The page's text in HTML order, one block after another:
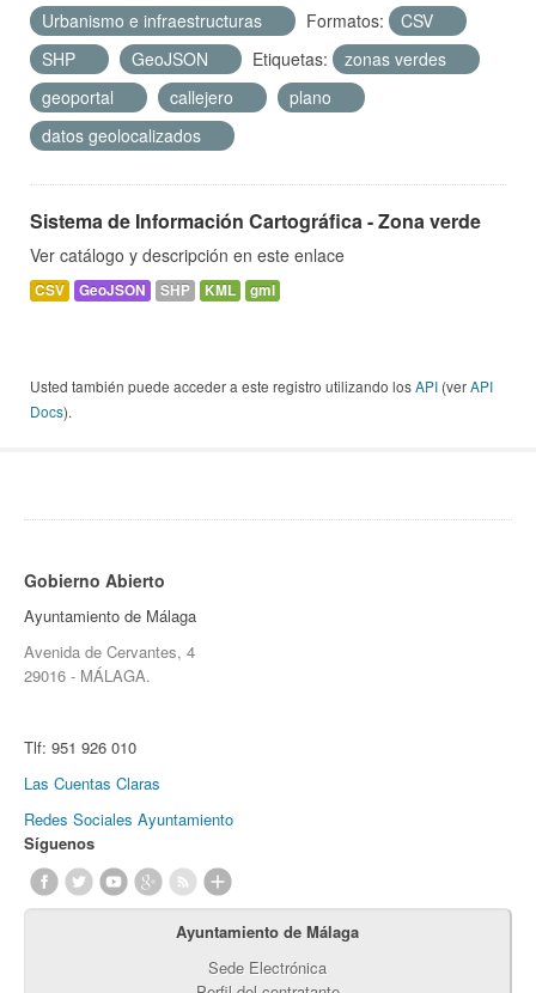
Urbanismo e infraestructuras
Formatos:
CSV
SHP
GeoJSON Etiquetas:
zonas verdes
geoportal
callejero
plano
datos geolocalizados
Sistema de Información Cartográfica - Zona verde
Ver catálogo y descripción en este enlace
CSV GeoJSON SHP KML gml
Usted también puede acceder a este registro utilizando losAPI (verAPI
Docs).
Gobierno Abierto
Ayuntamiento de Málaga
Avenida de Cervantes, 4
29016 - MÁLAGA.
Tlf: 951 926 010
Las Cuentas Claras
Redes Sociales Ayuntamiento
Síguenos
Ayuntamiento de Málaga
Sede Electrónica